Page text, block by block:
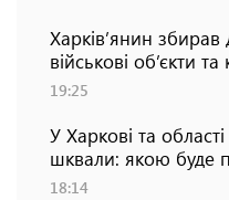
Харків’янин
військові об’єкти
19:25
У Харкові та
шквали: якою буде
18:14